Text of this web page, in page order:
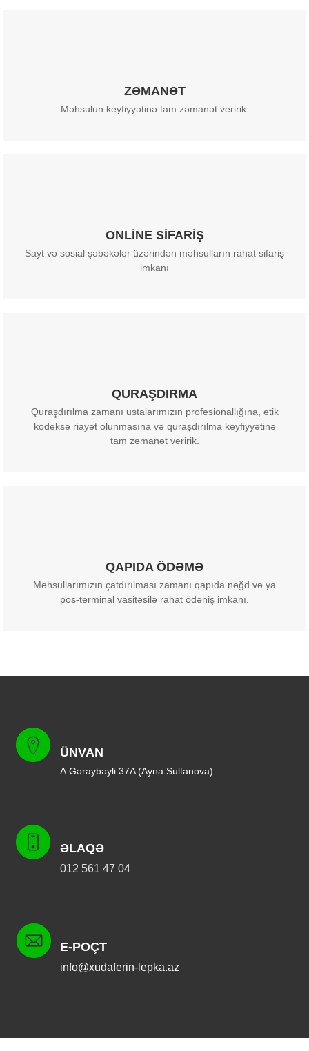
ZƏMANƏT
Məhsulun keyfiyyətinə tam zəmanət veririk.
ONLİNE SİFARİŞ
Sayt və sosial şəbəkələr üzərindən məhsulların rahat sifariş
imkanı
QURAŞDIRMA
Quraşdırılma zamanı ustalarımızın profesionallığına, etik
kodeksə riayət olunmasına və quraşdırılma keyfiyyətinə
tam zəmanət veririk.
QAPIDA ÖDƏMƏ
Məhsullarımızın çatdırılması zamanı qapıda nəğd və ya
pos-terminal vasitəsilə rahat ödəniş imkanı.
ÜNVAN
A.Gəraybəyli 37A (Ayna Sultanova)
ƏLAQƏ
012 561 47 04
E-POÇT
info@xudaferin-lepka.az